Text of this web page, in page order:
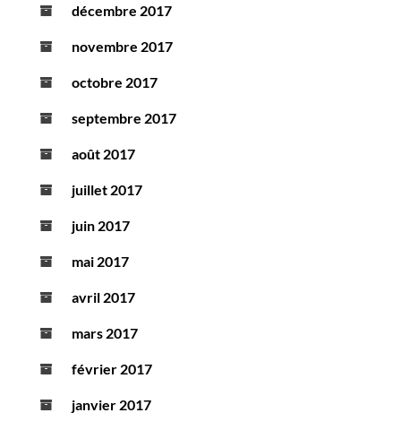
décembre 2017
novembre 2017
octobre 2017
septembre 2017
août 2017
juillet 2017
juin 2017
mai 2017
avril 2017
mars 2017
février 2017
janvier 2017